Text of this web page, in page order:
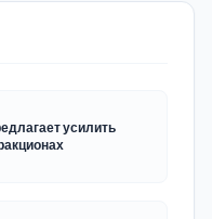
усилить